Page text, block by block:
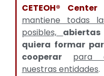
CETEOH®
mantiene todas
posibles,
quiera formar
cooperar
para
nuestras entidades.